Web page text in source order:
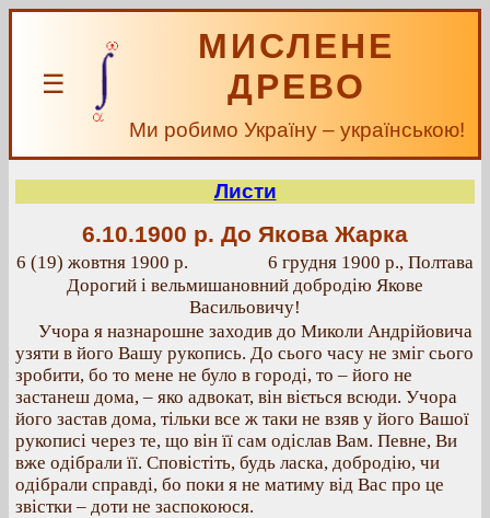
☰
МИСЛЕНЕ
ДРЕВО
Ми робимо Україну – українською!
Листи
6.10.1900 р. До Якова Жарка
6 (19) жовтня 1900 р.
6 грудня 1900 р., Полтава
Дорогий і вельмишановний добродію Якове
Васильовичу!
Учора я назнарошне заходив до Миколи Андрійовича
узяти в його Вашу рукопись. До сього часу не зміг сього
зробити, бо то мене не було в городі, то – його не
застанеш дома, – яко адвокат, він віється всюди. Учора
його застав дома, тільки все ж таки не взяв у його Вашої
рукописі через те, що він її сам одіслав Вам. Певне, Ви
вже одібрали її. Сповістіть, будь ласка, добродію, чи
одібрали справді, бо поки я не матиму від Вас про це
звістки – доти не заспокоюся.